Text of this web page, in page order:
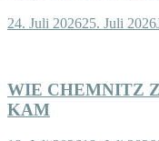
24. Juli 202625. Juli 2026
WIE CHEMNITZ
KAM